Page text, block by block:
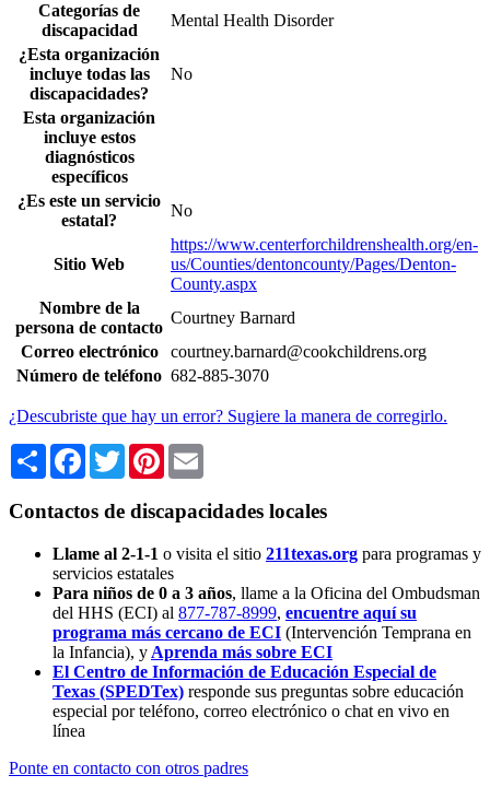
Categorías de
discapacidad
Mental Health Disorder
¿Esta organización
incluye todas las
discapacidades?
No
Esta organización
incluye estos
diagnósticos
específicos
¿Es este un servicio
estatal?
No
Sitio Web
https://www.centerforchildrenshealth.org/en-
us/Counties/dentoncounty/Pages/Denton-
County.aspx
Nombre de la
persona de contacto
Courtney Barnard
Correo electrónico
courtney.barnard@cookchildrens.org
Número de teléfono 682-885-3070
¿Descubriste que hay un error? Sugiere la manera de corregirlo.
Share Facebook
TwitterPinterest
Contactos de discapacidades locales
Llame al 2-1-1 o visita el sitio 211texas.org para programas y
servicios estatales
Para niños de 0 a 3 años, llame a la Oficina del Ombudsman
del HHS (ECI) al 877-787-8999, encuentre aquí su
programa más cercano de ECI (Intervención Temprana en
la Infancia), y Aprenda más sobre ECI
El Centro de Información de Educación Especial de
Texas (SPEDTex) responde sus preguntas sobre educación
especial por teléfono, correo electrónico o chat en vivo en
línea
Ponte en contacto con otros padres